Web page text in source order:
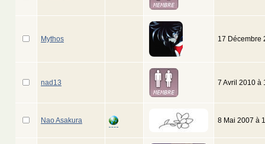
Mythos 17 Décembre
nad13 7 Avril 2010 à
Nao Asakura 8 Mai 2007 à